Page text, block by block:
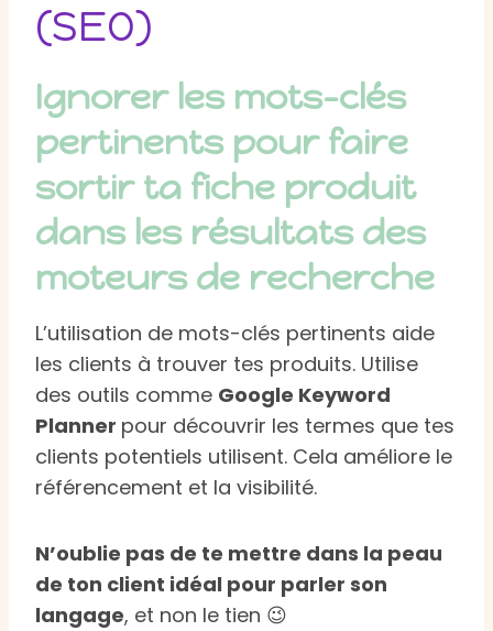
(SEO)
Ignorer les mots-clés
pertinents pour faire
sortir ta fiche produit
dans les résultats des
moteurs de recherche
L’utilisation de mots-clés pertinents aide
les clients à trouver tes produits. Utilise
des outils comme Google Keyword
Planner pour découvrir les termes que tes
clients potentiels utilisent. Cela améliore le
référencement et la visibilité.
N’oublie pas de te mettre dans la peau
de ton client idéal pour parler son
langage, et non le tien 😉